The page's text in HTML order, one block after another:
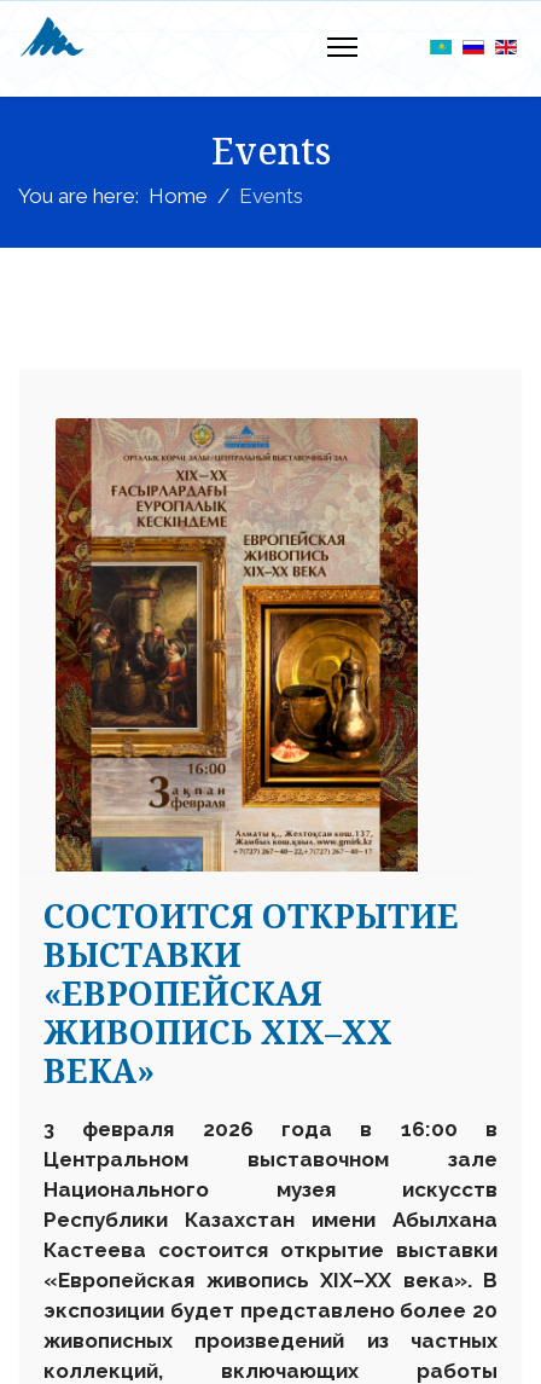
Events
You are here: Home Events
СОСТОИТСЯ ОТКРЫТИЕ
ВЫСТАВКИ
«ЕВРОПЕЙСКАЯ
ЖИВОПИСЬ XIX–XX
ВЕКА»
3 февраля 2026 года в 16:00 в
Центральном выставочном зале
Национального музея искусств
Республики Казахстан имени Абылхана
Кастеева состоится открытие выставки
«Европейская живопись XIX–XX века». В
экспозиции будет представлено более 20
живописных произведений из частных
коллекций, включающих работы